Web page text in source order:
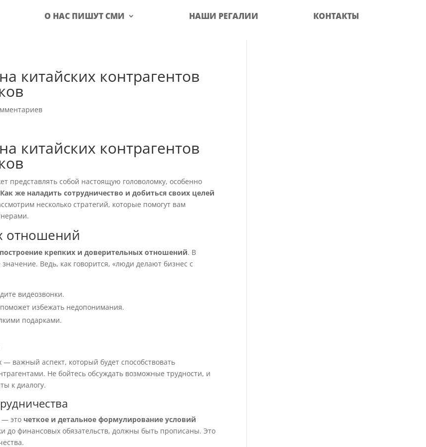
О НАС ПИШУТ СМИ НАШИ РЕГАЛИИ КОНТАКТЫ
китайских контрагентов
китайских контрагентов
представлять собой настоящую головоломку, особенно
Как же наладить сотрудничество и добиться своих целей
несколько стратегий, которые помогут вам
отношений
построение крепких и доверительных отношений. В
Ведь, как говорится, «люди делают бизнес с
видеозвонки.
избежать недопонимания.
подарками.
важный аспект, который будет способствовать
Не бойтесь обсуждать возможные трудности, и
к диалогу.
— эточеткое и детальное формулирование условий
до финансовых обязательств, должны быть прописаны. Это